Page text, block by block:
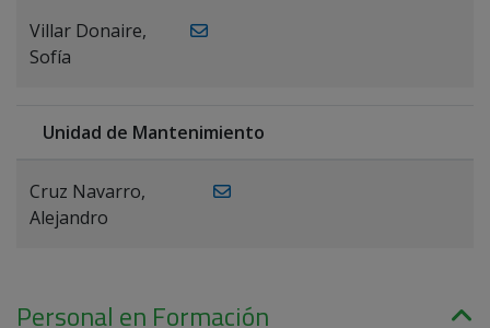
Villar Donaire,
Sofía
Unidad de Mantenimiento
Cruz Navarro,
Alejandro
Personal en Formación